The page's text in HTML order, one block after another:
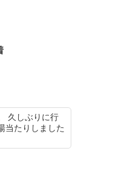
久しぶりに行
当たりしました